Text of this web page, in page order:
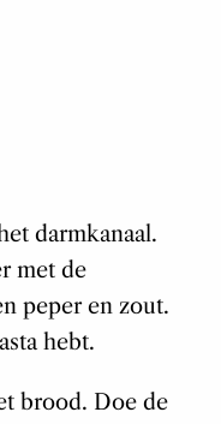
darmkanaal.
met de
peper en zout.
hebt.
brood. Doe de